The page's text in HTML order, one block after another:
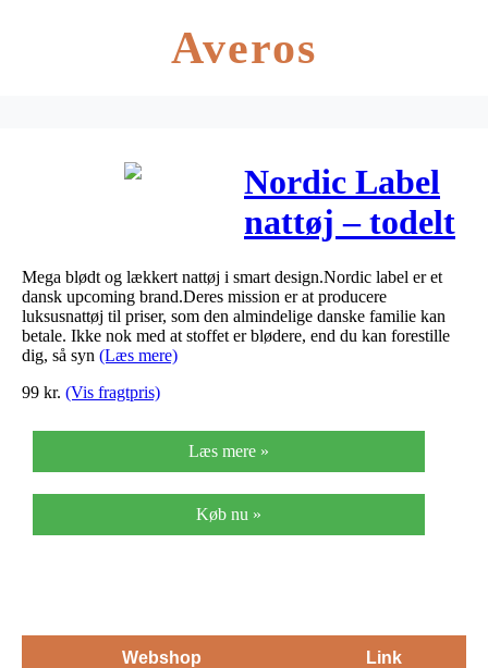
Averos
Nordic Label
nattøj – todelt
– Mørkeblå
Mega blødt og lækkert nattøj i smart design.Nordic label er et
dansk upcoming brand.Deres mission er at producere
luksusnattøj til priser, som den almindelige danske familie kan
betale. Ikke nok med at stoffet er blødere, end du kan forestille
dig, så syn (Læs mere)
99 kr. (Vis fragtpris)
Læs mere »
Køb nu »
Webshop Link